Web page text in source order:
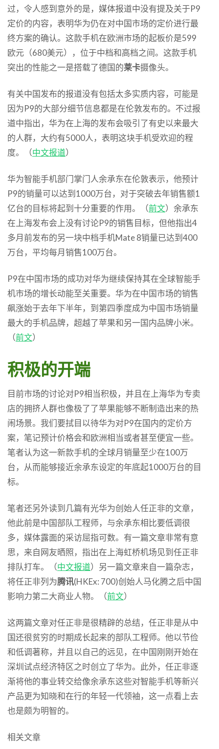
过，令人感到意外的是，媒体报道中没有提及关于P9
定价的内容，表明华为仍在对中国市场的定价进行最
终方案的确认。这款手机在欧洲市场的起板价是599
欧元（680美元），位于中档和高档之间。这款手机
突出的性能之一是搭载了德国的莱卡摄像头。
有关中国发布的报道没有包括太多实质内容，可能是
因为P9的大部分细节信息都是在伦敦发布的。不过报
道中指出，华为在上海的发布会吸引了有史以来最大
的人群，大约有5000人，表明这块手机受欢迎的程
度。（中文报道）
华为智能手机部门掌门人余承东在伦敦表示，他预计
P9的销量可以达到1000万台，对于突破去年销售额1
亿台的目标将起到十分重要的作用。（前文）余承东
在上海发布会上没有讨论P9的销售目标，但他指出4
多月前发布的另一块中档手机Mate 8销量已达到400
万台，平均每月销售100万台。
P9在中国市场的成功对华为继续保持其在全球智能手
机市场的增长动能至关重要。华为在中国市场的销售
飙涨始于去年下半年，到第四季度成为中国市场销量
最大的手机品牌，超越了苹果和另一国内品牌小米。
（前文）
积极的开端
目前市场的讨论对P9相当积极，并且在上海华为专卖
店的拥挤人群也像极了了苹果能够不断制造出来的热
闹场景。我们要拭目以待华为对P9在国内的定价方
案，笔记预计价格会和欧洲相当或者甚至便宜一些。
笔者认为这一新款手机的全球月销量至少在100万
台，从而能够接近余承东设定的年底起1000万台的目
标。
笔者还另外读到几篇有光华为创始人任正非的文章，
他此前是中国部队工程师，与余承东相比要低调很
多，媒体露面的采访屈指可数。有一篇文章非常有意
思，来自网友晒照，指出在上海虹桥机场见到任正非
排队打车。（中文报道）另一篇文章来自一篇杂志，
将任正非列为腾讯(HKEx: 700)创始人马化腾之后中国
影响力第二大商业人物。（前文）
这两篇文章对任正非是很精辟的总结，任正非是从中
国还很贫穷的时期成长起来的部队工程师。他以节俭
和低调著称，并且以自己的远见，在中国刚刚开始在
深圳试点经济特区之时创立了华为。此外，任正非逐
渐将他的事业转交给像余承东这些对智能手机等新兴
产品更为知晓和在行的年轻一代领袖，这一点看上去
也是颇为明智的。
相关文章